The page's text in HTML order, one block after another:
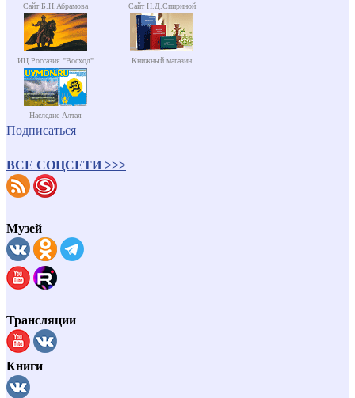
Сайт Б.Н.Абрамова Сайт Н.Д.Спириной
ИЦ Россазия "Восход" Книжный магазин
Наследие Алтая
Подписаться
ВСЕ СОЦСЕТИ >>>
Музей
Трансляции
Книги